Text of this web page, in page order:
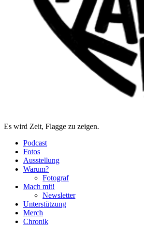
Es wird Zeit, Flagge zu zeigen.
Podcast
Fotos
Ausstellung
Warum?
Fotograf
Mach mit!
Newsletter
Unterstützung
Merch
Chronik